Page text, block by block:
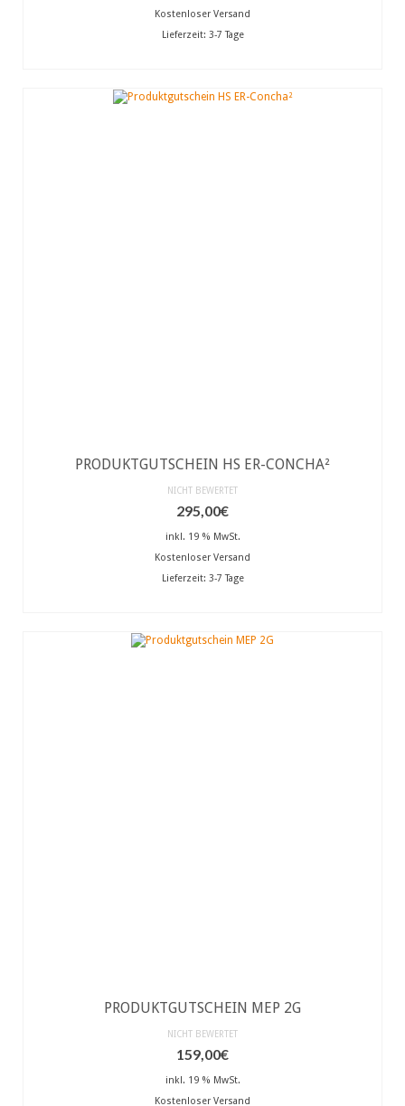
Kostenloser Versand
Lieferzeit: 3-7 Tage
PRODUKTGUTSCHEIN HS ER-CONCHA²
NICHT BEWERTET
295,00€
inkl. 19 % MwSt.
Kostenloser Versand
Lieferzeit: 3-7 Tage
PRODUKTGUTSCHEIN MEP 2G
NICHT BEWERTET
159,00€
inkl. 19 % MwSt.
Kostenloser Versand